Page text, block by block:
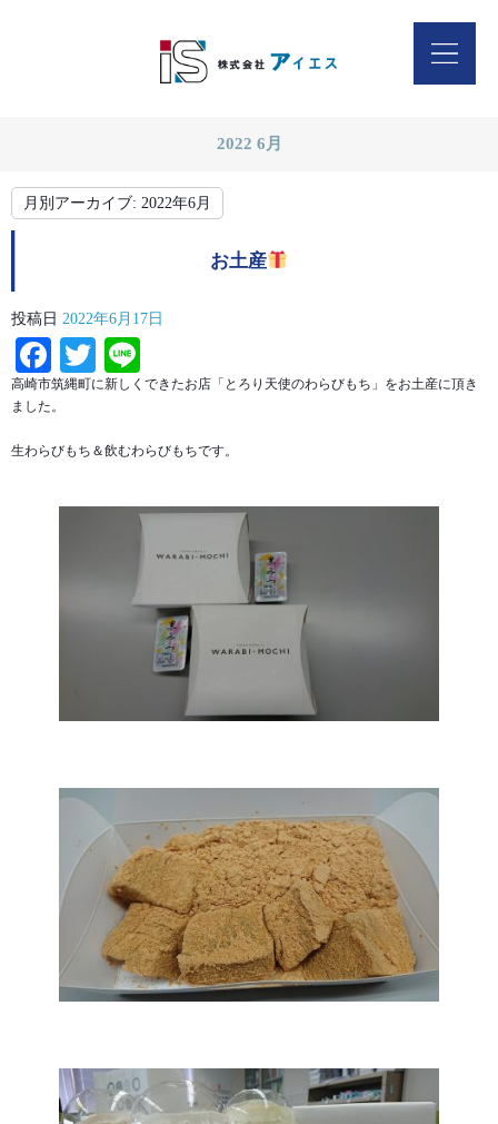
2022 6月
月別アーカイブ: 2022年6月
お土産
投稿日 2022年6月17日
Facebook
Twitter
高崎市筑縄町に新しくできたお店「とろり天使のわらびもち」をお土産に頂き
ました。
生わらびもち＆飲むわらびもちです。